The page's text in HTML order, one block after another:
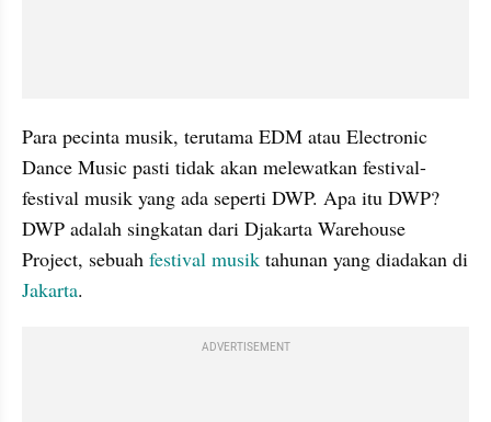
Para pecinta musik, terutama EDM atau Electronic
Dance Music pasti tidak akan melewatkan festival-
festival musik yang ada seperti DWP. Apa itu DWP?
DWP adalah singkatan dari Djakarta Warehouse
Project, sebuah festival musik
Jakarta.
ADVERTISEMENT